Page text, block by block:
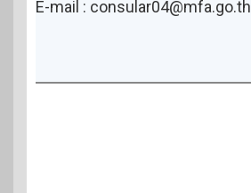
E-mail : consular04@mfa.go.th